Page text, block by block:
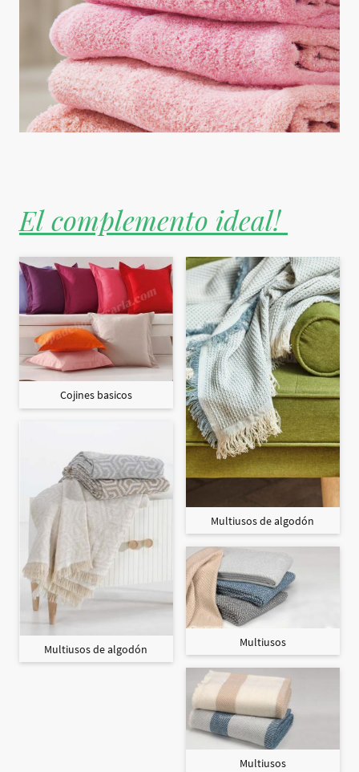
El complemento ideal!
Cojines basicos
Multiusos de algodón
Multiusos de algodón
Multiusos
Multiusos